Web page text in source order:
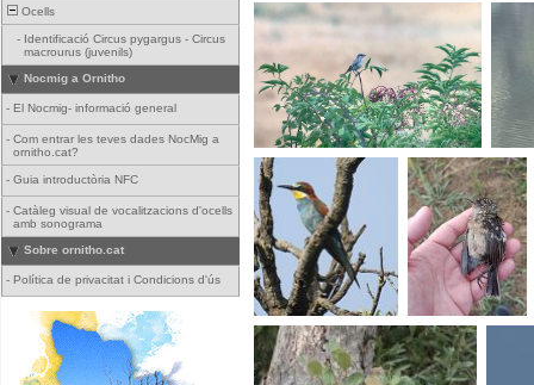
Ocells
- Identificació Circus pygargus - Circus
macrourus (juvenils)
Nocmig a Ornitho
- El Nocmig- informació general
- Com entrar les teves dades NocMig a
ornitho.cat?
- Guia introductòria NFC
- Catàleg visual de vocalitzacions d'ocells
amb sonograma
Sobre ornitho.cat
- Política de privacitat i Condicions d'ús